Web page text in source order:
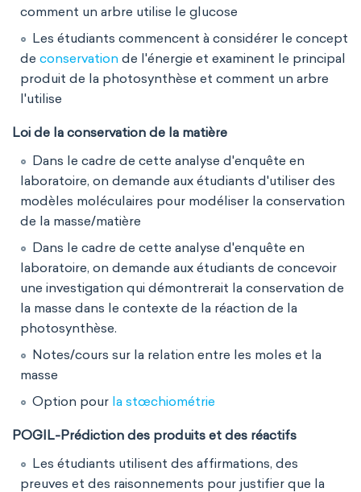
comment un arbre utilise le glucose
Les étudiants commencent à considérer le concept
de conservation de l'énergie et examinent le principal
produit de la photosynthèse et comment un arbre
l'utilise
Loi de la conservation de la matière
Dans le cadre de cette analyse d'enquête en
laboratoire, on demande aux étudiants d'utiliser des
modèles moléculaires pour modéliser la conservation
de la masse/matière
Dans le cadre de cette analyse d'enquête en
laboratoire, on demande aux étudiants de concevoir
une investigation qui démontrerait la conservation de
la masse dans le contexte de la réaction de la
photosynthèse.
Notes/cours sur la relation entre les moles et la
masse
Option pour la stœchiométrie
POGIL-Prédiction des produits et des réactifs
Les étudiants utilisent des affirmations, des
preuves et des raisonnements pour justifier que la